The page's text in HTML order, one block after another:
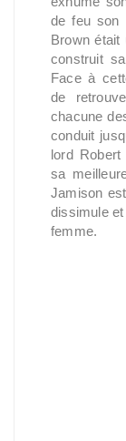
de feu son
Brown
construit
Face à
de
chacune
conduit
lord
sa
Jamison
dissimule
femme.